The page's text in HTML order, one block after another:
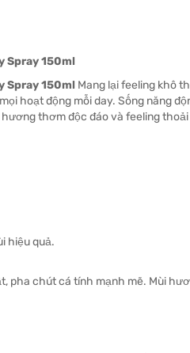
Spray 150ml
Spray 150ml Mang lại feeling khô
hoạt động mỗi day. Sống năng
thơm độc đáo và feeling thoải
hiệu quả.
pha chút cá tính mạnh mẽ. Mùi